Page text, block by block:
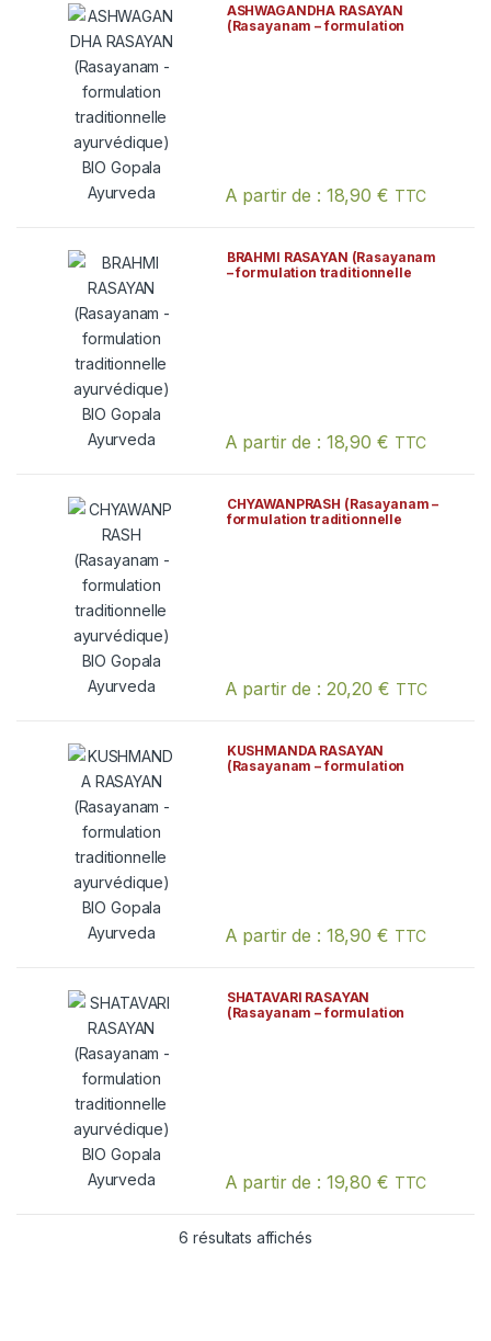
ASHWAGANDHA RASAYAN
(Rasayanam – formulation
A partir de : 18,90 € TTC
Ce produit a plusieurs variations.
BRAHMI RASAYAN (Rasayanam
– formulation traditionnelle
A partir de : 18,90 € TTC
Ce produit a plusieurs variations.
CHYAWANPRASH (Rasayanam –
formulation traditionnelle
A partir de : 20,20 € TTC
Ce produit a plusieurs variations.
KUSHMANDA RASAYAN
(Rasayanam – formulation
A partir de : 18,90 € TTC
Ce produit a plusieurs variations.
SHATAVARI RASAYAN
(Rasayanam – formulation
A partir de : 19,80 € TTC
Ce produit a plusieurs variations.
6 résultats affichés